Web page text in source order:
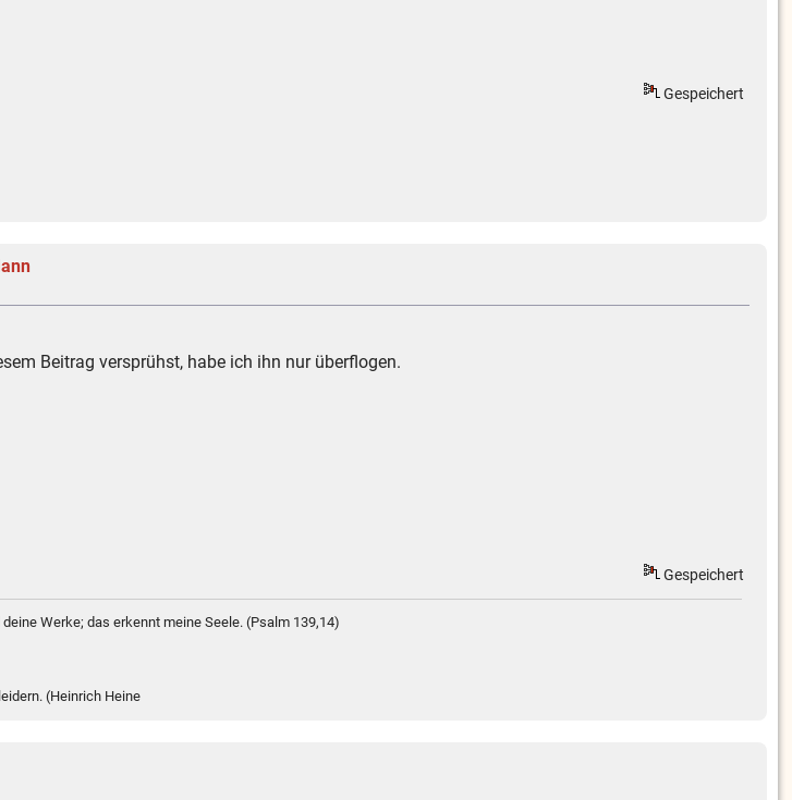
Gespeichert
Beitrag versprühst, habe ich ihn nur überflogen.
Gespeichert
Werke; das erkennt meine Seele. (Psalm 139,14)
(Heinrich Heine